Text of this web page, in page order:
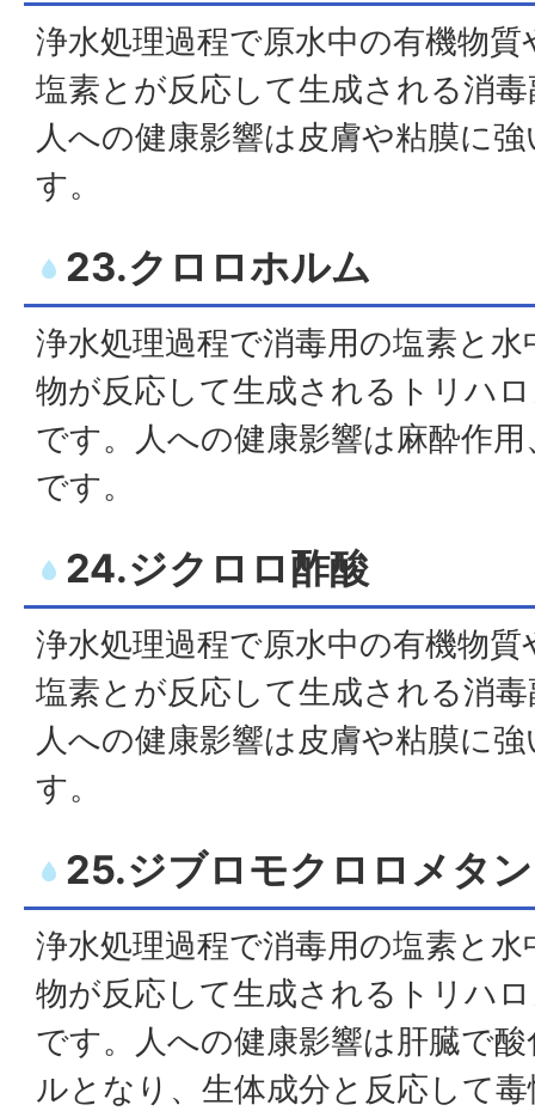
浄水処理過程で原水中の有機物
塩素とが反応して生成される消
人への健康影響は皮膚や粘膜に
す。
23.クロロホルム
浄水処理過程で消毒用の塩素と
物が反応して生成されるトリハ
です。人への健康影響は麻酔作
です。
24.ジクロロ酢酸
浄水処理過程で原水中の有機物
塩素とが反応して生成される消
人への健康影響は皮膚や粘膜に
す。
25.ジブロモクロロメタン
浄水処理過程で消毒用の塩素と
物が反応して生成されるトリハ
です。人への健康影響は肝臓で
ルとなり、生体成分と反応して